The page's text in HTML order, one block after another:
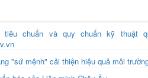
tiêu chuẩn và quy chuẩn kỹ
"sứ mệnh" cải thiện hiệu quả môi